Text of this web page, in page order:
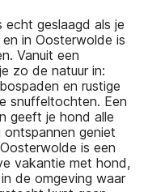
geslaagd als je
in Oosterwolde is
Vanuit een
zo de natuur in:
en rustige
snuffeltochten. Een
geeft je hond alle
ontspannen geniet
is een
vakantie met hond,
de omgeving waar